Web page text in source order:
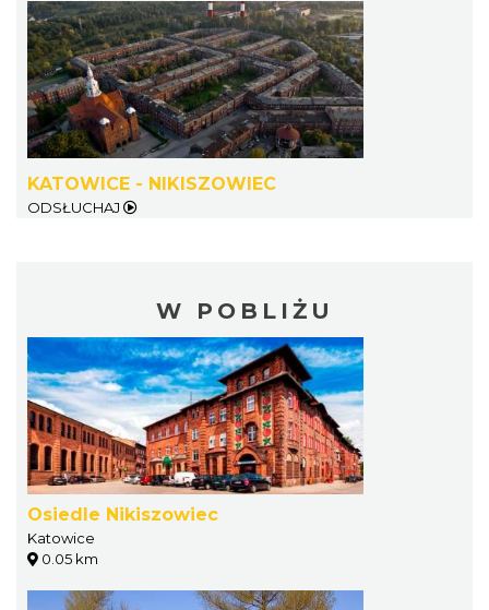
KATOWICE - NIKISZOWIEC
ODSŁUCHAJ
W POBLIŻU
Osiedle Nikiszowiec
Katowice
0.05 km